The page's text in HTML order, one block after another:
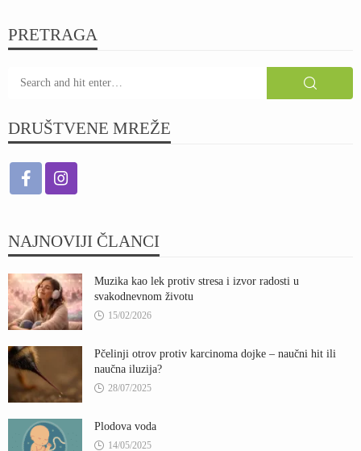
PRETRAGA
DRUŠTVENE MREŽE
NAJNOVIJI ČLANCI
Muzika kao lek protiv stresa i izvor radosti u
svakodnevnom životu
15/02/2026
Pčelinji otrov protiv karcinoma dojke – naučni hit ili
naučna iluzija?
28/07/2025
Plodova voda
14/05/2025